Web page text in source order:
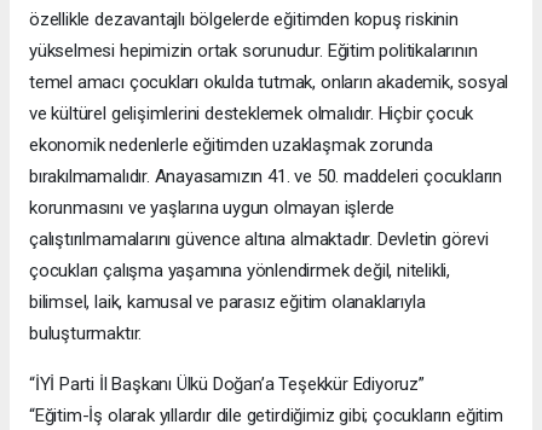
özellikle dezavantajlı bölgelerde eğitimden kopuş riskinin
yükselmesi hepimizin ortak sorunudur. Eğitim politikalarının
temel amacı çocukları okulda tutmak, onların akademik, sosyal
ve kültürel gelişimlerini desteklemek olmalıdır. Hiçbir çocuk
ekonomik nedenlerle eğitimden uzaklaşmak zorunda
bırakılmamalıdır. Anayasamızın 41. ve 50. maddeleri çocukların
korunmasını ve yaşlarına uygun olmayan işlerde
çalıştırılmamalarını güvence altına almaktadır. Devletin görevi
çocukları çalışma yaşamına yönlendirmek değil, nitelikli,
bilimsel, laik, kamusal ve parasız eğitim olanaklarıyla
buluşturmaktır.
“İYİ Parti İl Başkanı Ülkü Doğan’a Teşekkür Ediyoruz”
“Eğitim-İş olarak yıllardır dile getirdiğimiz gibi; çocukların eğitim